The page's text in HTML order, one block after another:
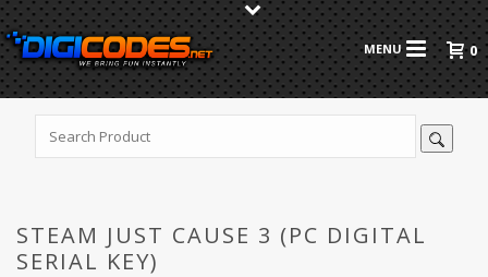
0
STEAM JUST CAUSE 3 (PC DIGITAL
SERIAL KEY)